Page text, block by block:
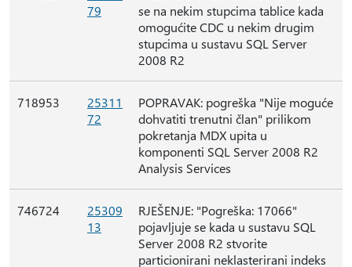
79
se na nekim stupcima tablice kada
omogućite CDC u nekim drugim
stupcima u sustavu SQL Server
2008 R2
718953
25311
72
POPRAVAK: pogreška "Nije moguće
dohvatiti trenutni član" prilikom
pokretanja MDX upita u
komponenti SQL Server 2008 R2
Analysis Services
746724
25309
13
RJEŠENJE: "Pogreška: 17066"
pojavljuje se kada u sustavu SQL
Server 2008 R2 stvorite
particionirani neklasterirani indeks